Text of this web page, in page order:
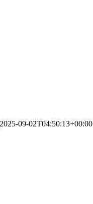
2025-09-02T04:50:13+00:00